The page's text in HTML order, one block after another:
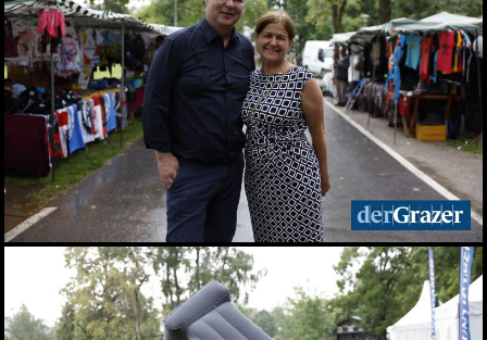
WM 2026: Ganz Graz
fieberte mit der
Nationalelf
02.07.2026
Die Innenstadt wurde zum
Laufsteg
29.06.2026
Live aus dem Rathaus:
Das war Wahlsonntag in
Graz 2026, TEIL 2
28.06.2026
Live aus dem Rathaus:
Das war Wahlsonntag in
Graz 2026, TEIL 1
28.06.2026